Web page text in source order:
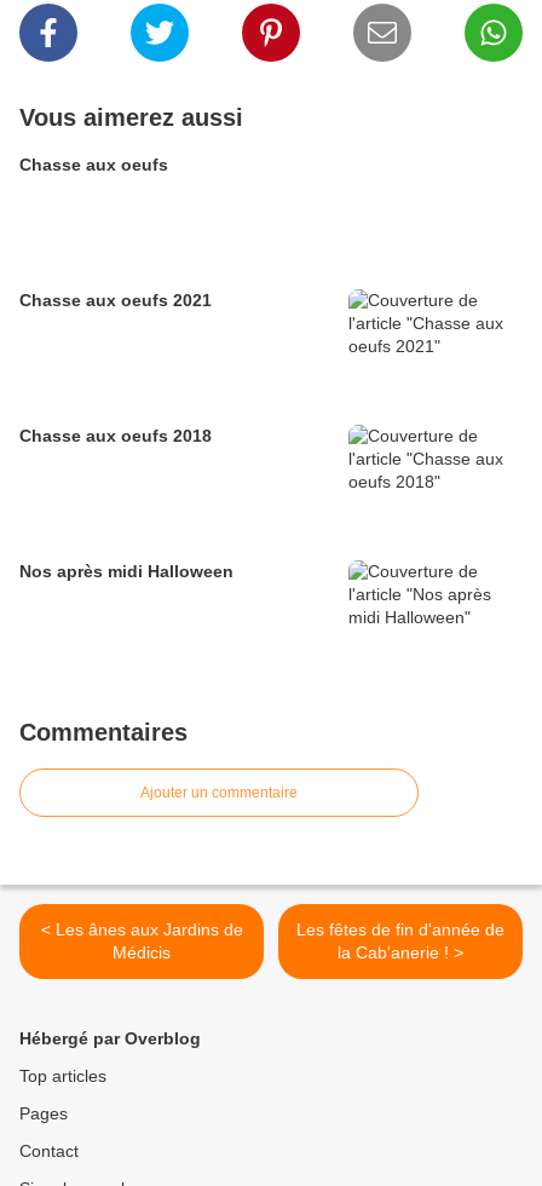
Vous aimerez aussi
Chasse aux oeufs
Chasse aux oeufs 2021
Chasse aux oeufs 2018
Nos après midi Halloween
Commentaires
Ajouter un commentaire
< Les ânes aux Jardins de
Médicis
Les fêtes de fin d'année de
la Cab'anerie ! >
Hébergé par Overblog
Top articles
Pages
Contact